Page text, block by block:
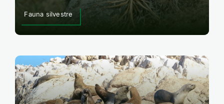
Fauna silvestre